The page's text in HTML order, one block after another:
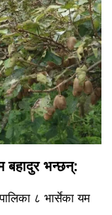
बहादुर भन्छन्:
८ भार्सेका यम